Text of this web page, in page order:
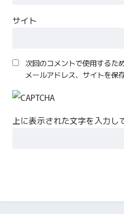
サイト
次回のコメントで使用するた
メールアドレス、サイトを保
上に表示された文字を入力し